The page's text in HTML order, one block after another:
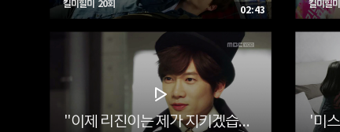
킬미힐미 20회
02:43
킬미힐
"이제 리진이는 제가 지키겠습니다"…도현(지성) 공재의식, '미스터 X'와 대면